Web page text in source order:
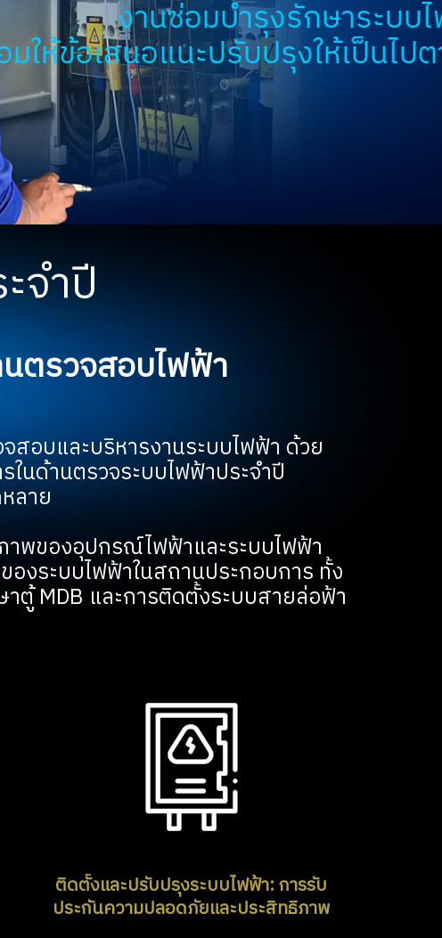
บำรุงรักษาระบบไฟฟ้าประจำปี
บปรุงให้เป็นไปตามมาตรฐาน
จำปี
ตรวจสอบไฟฟ้า
สอบและบริหารงานระบบไฟฟ้า ด้วย
ในด้านตรวจระบบไฟฟ้าประจำปี
ลาย
พของอุปกรณ์ไฟฟ้าและระบบไฟฟ้า
งระบบไฟฟ้าในสถานประกอบการ ทั้ง
ตู้ MDB และการติดตั้งระบบสายล่อฟ้า
ติดตั้งและปรับปรุงระบบไฟฟ้า: การรับ
ประกันความปลอดภัยและประสิทธิภาพ